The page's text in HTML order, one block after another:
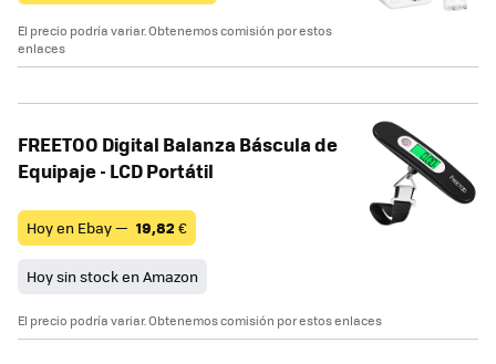
El precio podría variar. Obtenemos comisión por estos
enlaces
FREETOO Digital Balanza Báscula de
Equipaje - LCD Portátil
Hoy en Ebay — 19,82 €
Hoy sin stock en Amazon
El precio podría variar. Obtenemos comisión por estos enlaces